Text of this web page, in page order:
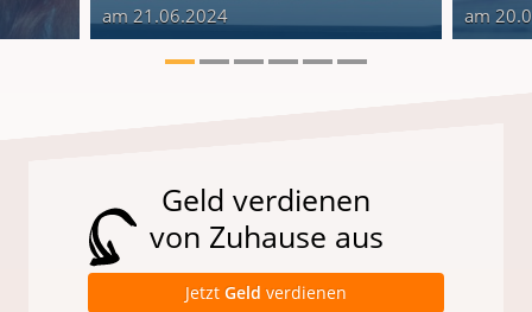
am 21.06.2024 am
Geld verdienen
von Zuhause aus
Jetzt Geld verdienen